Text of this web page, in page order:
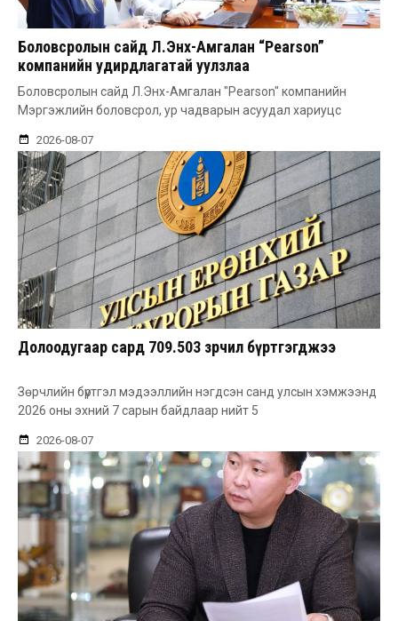
Боловсролын сайд Л.Энх-Амгалан “Pearson”
компанийн удирдлагатай уулзлаа
Боловсролын сайд Л.Энх-Амгалан "Pearson" компанийн
Мэргэжлийн боловсрол, ур чадварын асуудал хариуцс
2026-08-07
Долоодугаар сард 709.503 зөрчил бүртгэгджээ
Зөрчлийн бүртгэл мэдээллийн нэгдсэн санд улсын хэмжээнд
2026 оны эхний 7 сарын байдлаар нийт 5
2026-08-07